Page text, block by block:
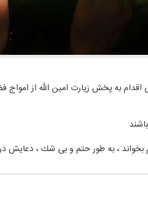
اقدام به پخش زیارت امین الله از
بخواند ، به طور حتم و بی شك ،